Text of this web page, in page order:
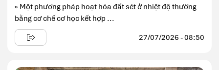
» Một phương pháp hoạt hóa đất sét ở nhiệt độ thường
bằng cơ chế cơ học kết hợp ...
27/07/2026 - 08:50